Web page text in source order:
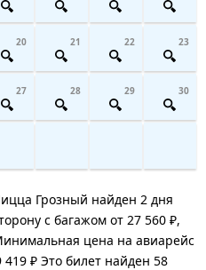
20 21 22 23
27 28 29 30
Грозный найден 2 дня
с багажом от 27 560 ₽,
цена на авиарейс
419 ₽ Это билет найден 58